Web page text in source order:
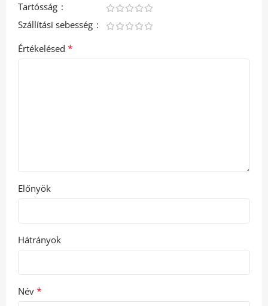
Tartósság
Szállítási sebesség
Értékelésed *
Előnyök
Hátrányok
Név *